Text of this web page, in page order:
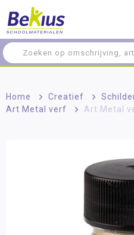
Home > Creatief >
Art Metal verf
> Art Metal